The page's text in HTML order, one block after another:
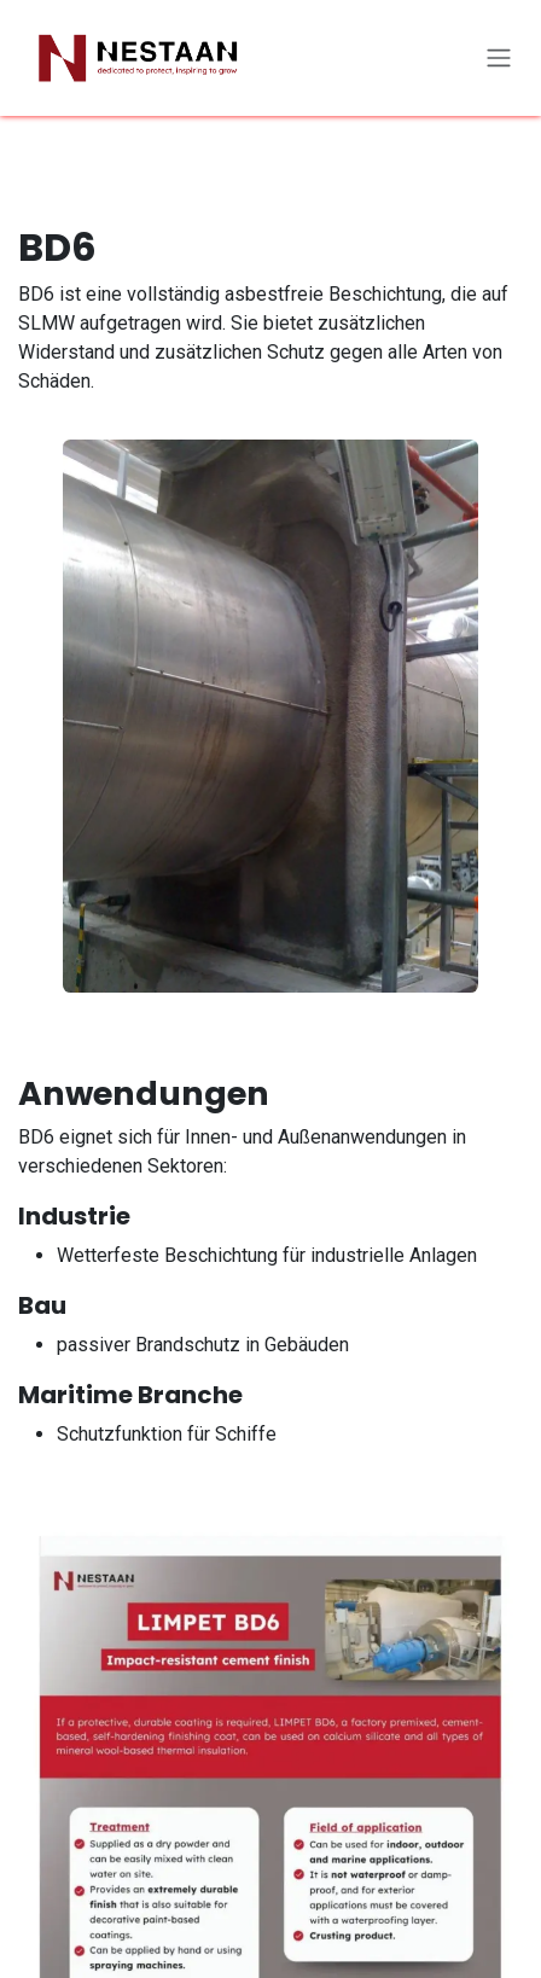
BD6
BD6 ist eine vollständig asbestfreie Beschichtung, die auf
SLMW aufgetragen wird. Sie bietet zusätzlichen
Widerstand und zusätzlichen Schutz gegen alle Arten von
Schäden.
Anwendungen
BD6 eignet sich für Innen- und Außenanwendungen in
verschiedenen Sektoren:
Industrie
Wetterfeste Beschichtung für industrielle Anlagen
Bau
passiver Brandschutz in Gebäuden
Maritime Branche
Schutzfunktion für Schiffe